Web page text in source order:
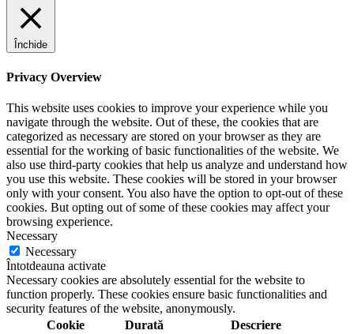
Închide
Privacy Overview
This website uses cookies to improve your experience while you
navigate through the website. Out of these, the cookies that are
categorized as necessary are stored on your browser as they are
essential for the working of basic functionalities of the website. We
also use third-party cookies that help us analyze and understand how
you use this website. These cookies will be stored in your browser
only with your consent. You also have the option to opt-out of these
cookies. But opting out of some of these cookies may affect your
browsing experience.
Necessary
Necessary
Întotdeauna activate
Necessary cookies are absolutely essential for the website to
function properly. These cookies ensure basic functionalities and
security features of the website, anonymously.
Cookie
Durată Descriere